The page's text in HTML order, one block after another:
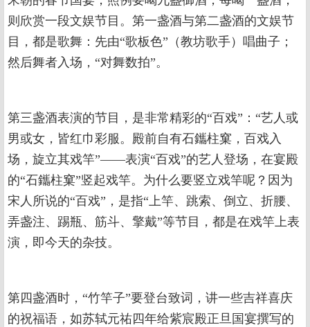
则欣赏一段文娱节目。第一盏酒与第二盏酒的文娱节
目，都是歌舞：先由“歌板色”（教坊歌手）唱曲子；
然后舞者入场，“对舞数拍”。
第三盏酒表演的节目，是非常精彩的“百戏”：“艺人或
男或女，皆红巾彩服。殿前自有石鑴柱窠，百戏入
场，旋立其戏竿”——表演“百戏”的艺人登场，在宴殿
的“石鑴柱窠”竖起戏竿。为什么要竖立戏竿呢？因为
宋人所说的“百戏”，是指“上竿、跳索、倒立、折腰、
弄盏注、踢瓶、筋斗、擎戴”等节目，都是在戏竿上表
演，即今天的杂技。
第四盏酒时，“竹竿子”要登台致词，讲一些吉祥喜庆
的祝福语，如苏轼元祐四年给紫宸殿正旦国宴撰写的